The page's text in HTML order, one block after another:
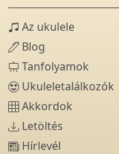
Az ukulele
Blog
Tanfolyamok
Ukuleletalálkozók
Akkordok
Letöltés
Hírlevél